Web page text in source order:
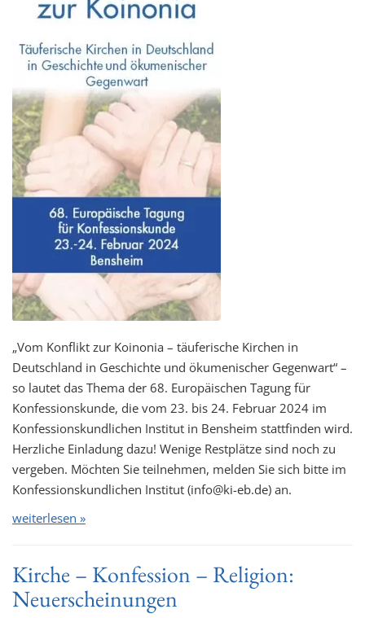
„Vom Konflikt zur Koinonia – täuferische Kirchen in
Deutschland in Geschichte und ökumenischer Gegenwart“ –
so lautet das Thema der 68. Europäischen Tagung für
Konfessionskunde, die vom 23. bis 24. Februar 2024 im
Konfessionskundlichen Institut in Bensheim stattfinden wird.
Herzliche Einladung dazu! Wenige Restplätze sind noch zu
vergeben. Möchten Sie teilnehmen, melden Sie sich bitte im
Konfessionskundlichen Institut (info@ki-eb.de) an.
weiterlesen »
Kirche – Konfession – Religion:
Neuerscheinungen